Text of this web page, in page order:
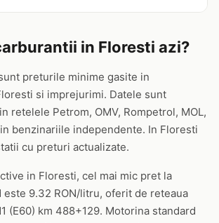
in Floresti azi?
preturile minime gasite in
si imprejurimi. Datele sunt
retelele Petrom, OMV, Rompetrol, MOL,
benzinariile independente. In Floresti
cu preturi actualizate.
in Floresti, cel mai mic pret la
este 9.32 RON/litru, oferit de reteaua
(E60) km 488+129. Motorina standard